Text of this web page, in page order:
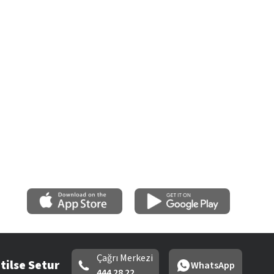
Setur
Çağrı Merkezi
WhatsApp